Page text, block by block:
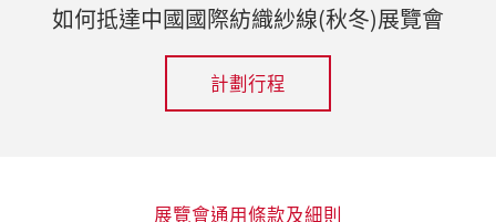
如何抵達中國國際紡織紗線(秋冬)展覽會
計劃行程
展覽會通用條款及細則